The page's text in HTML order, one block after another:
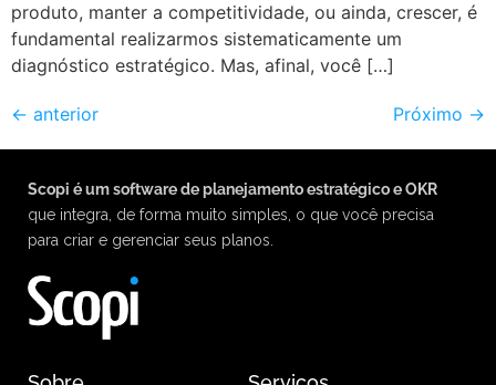
produto, manter a competitividade, ou ainda, crescer, é
fundamental realizarmos sistematicamente um
diagnóstico estratégico. Mas, afinal, você […]
← anterior Próximo →
Scopi é um software de planejamento estratégico e OKR
que integra, de forma muito simples, o que você precisa
para criar e gerenciar seus planos.